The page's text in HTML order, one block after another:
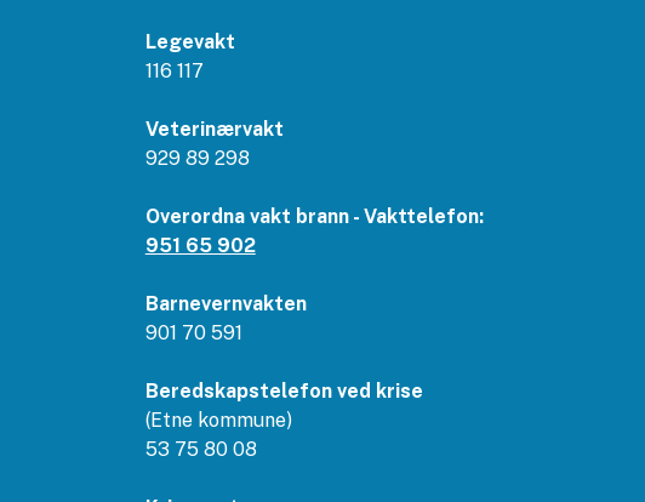
Legevakt
116 117
Veterinærvakt
929 89 298
Overordna vakt brann - Vakttelefon:
951 65 902
Barnevernvakten
901 70 591
Beredskapstelefon ved krise
(Etne kommune)
53 75 80 08